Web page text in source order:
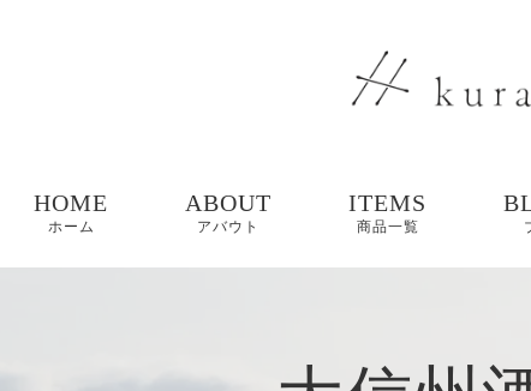
HOME
ホーム
ABOUT
アバウト
ITEMS
商品一覧